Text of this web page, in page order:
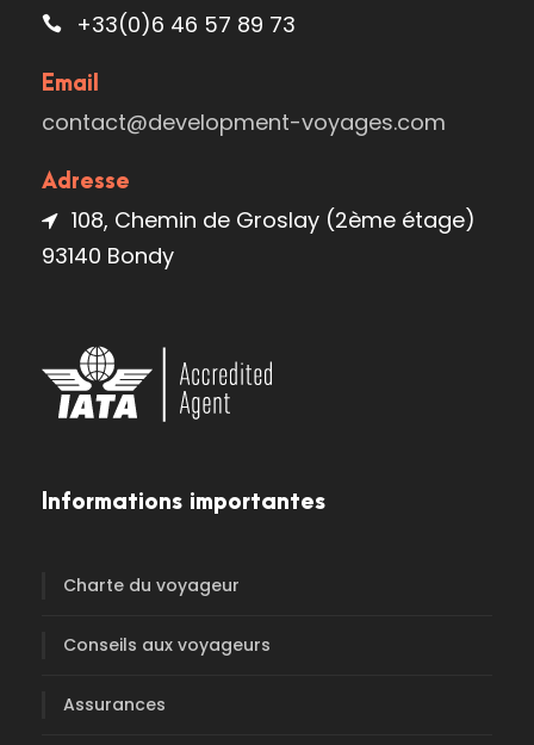
+33(0)6 46 57 89 73
Email
contact@development-voyages.com
Adresse
108, Chemin de Groslay (2ème étage)
93140 Bondy
Informations importantes
Charte du voyageur
Conseils aux voyageurs
Assurances